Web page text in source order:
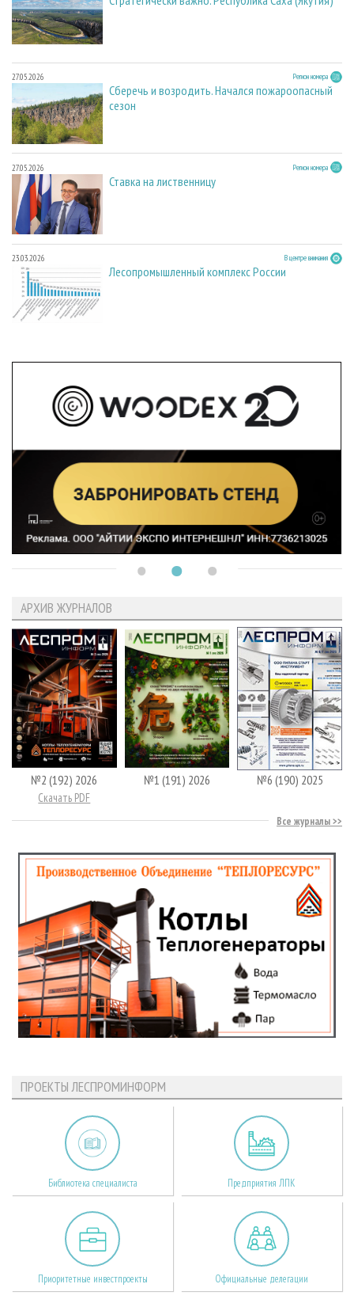
27.05.2026 Регион номера
Сберечь и возродить. Начался пожароопасный
сезон
27.05.2026 Регион номера
Ставка на лиственницу
23.03.2026 В центре внимания
Лесопромышленный комплекс России
АРХИВ ЖУРНАЛОВ
№2 (192) 2026
Скачать PDF
№1 (191) 2026 №6 (190) 2025
Все журналы
ПРОЕКТЫ ЛЕСПРОМИНФОРМ
Библиотека специалиста Предприятия ЛПК
Приоритетные инвестпроекты Официальные делегации